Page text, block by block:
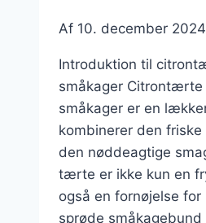
Af 10. december 2024
Introduktion til
småkager Citrontærte
småkager er en
kombinerer den
den nøddeagtige
tærte er ikke kun en
også en fornøjelse for
sprøde